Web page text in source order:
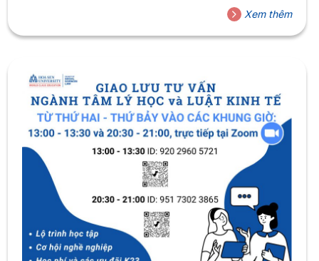
Thị Ngọc – giảng viên, nhà sáng lập Gender Talk, Trường
Đại Học Hoa Sen và Host chương trình là thầy Nguyễn
Hồng Ân-giảng viên Trường Đại Học Hoa Sen. Sự kiện
Xem thêm